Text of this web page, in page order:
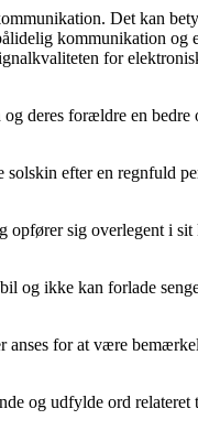
Det kan
kommunikation og
for
deres forældre en
efter en regnfuld
opfører sig overlegent
og ikke kan forlade
for at være
og udfylde ord